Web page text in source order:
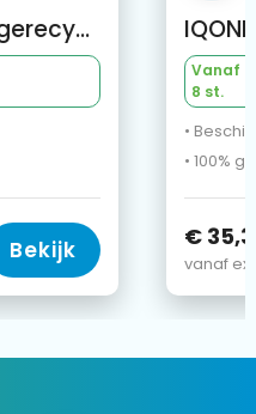
IQONIQ Meru heren gerecycled polyester bodywarmer
Bekijk
Vanaf
8 st.
•
• 100%
€
vanaf